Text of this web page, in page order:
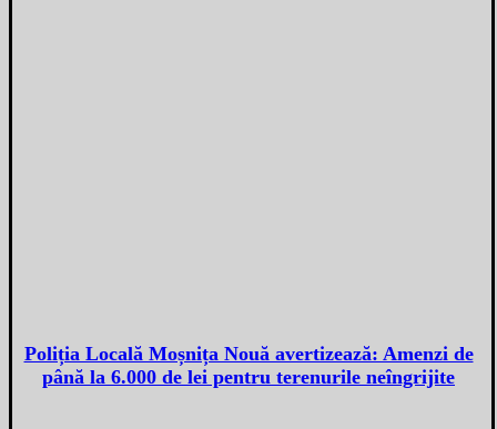
Poliția Locală Moșnița Nouă avertizează: Amenzi de
până la 6.000 de lei pentru terenurile neîngrijite